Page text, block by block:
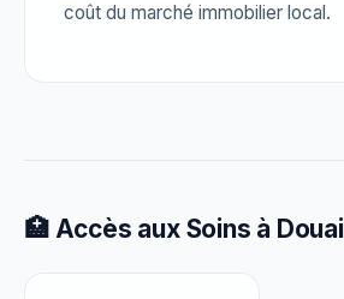
coût du marché immobilier local.
🏥 Accès aux Soins à Douai